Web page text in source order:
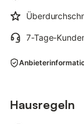
7-Tage-
Hausregeln